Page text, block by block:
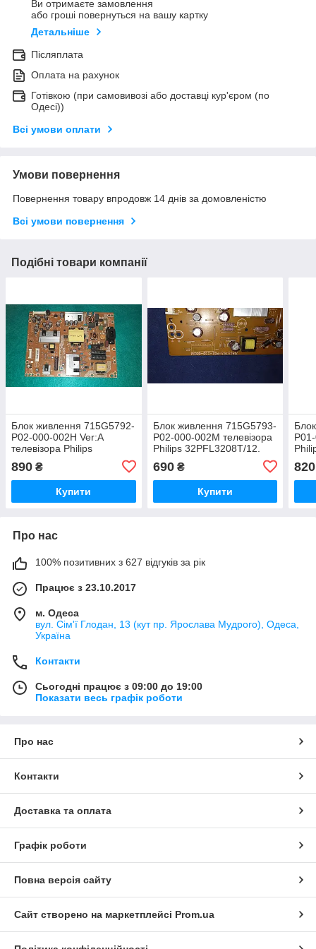
Ви отримаєте замовлення
або гроші повернуться на вашу картку
Детальніше
Післяплата
Оплата на рахунок
Готівкою (при самовивозі або доставці кур'єром (по
Одесі))
Всі умови оплати
Умови повернення
Повернення товару впродовж 14 днів за домовленістю
Всі умови повернення
Подібні товари компанії
Блок живлення 715G5792-
P02-000-002H Ver:A
телевізора Philips
890 ₴
Купити
Блок живлення 715G5793-
P02-000-002M телевізора
Philips 32PFL3208T/12.
690₴
Купити
820
Про нас
100% позитивних з 627 відгуків за рік
Працює з 23.10.2017
м. Одеса
вул. Сім'ї Глодан, 13 (кут пр. Ярослава Мудрого), Одеса,
Україна
Контакти
Сьогодні працює з 09:00 до 19:00
Показати весь графік роботи
Про нас
Контакти
Доставка та оплата
Графік роботи
Повна версія сайту
Сайт створено на маркетплейсі Prom.ua